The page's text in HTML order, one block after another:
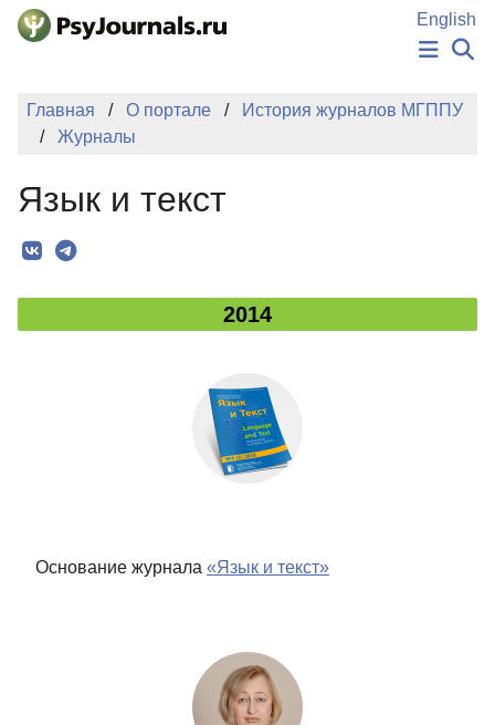
Перейти к основному содержанию
English
НОВОСТИ
БАЗА ЗНАНИЙ
Главная О портале
История журналов МГППУ
Журналы
Язык и текст
2014
Основание журнала «Язык и текст»